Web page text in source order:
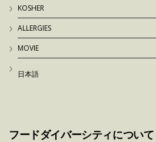
KOSHER
ALLERGIES
MOVIE
日本語
フードダイバーシティについて